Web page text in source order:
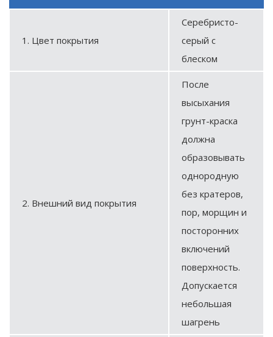
1. Цвет покрытия
Серебристо-
серый с
блеском
2. Внешний вид покрытия
После
высыхания
грунт-краска
должна
образовывать
однородную
без кратеров,
пор, морщин и
посторонних
включений
поверхность.
Допускается
небольшая
шагрень